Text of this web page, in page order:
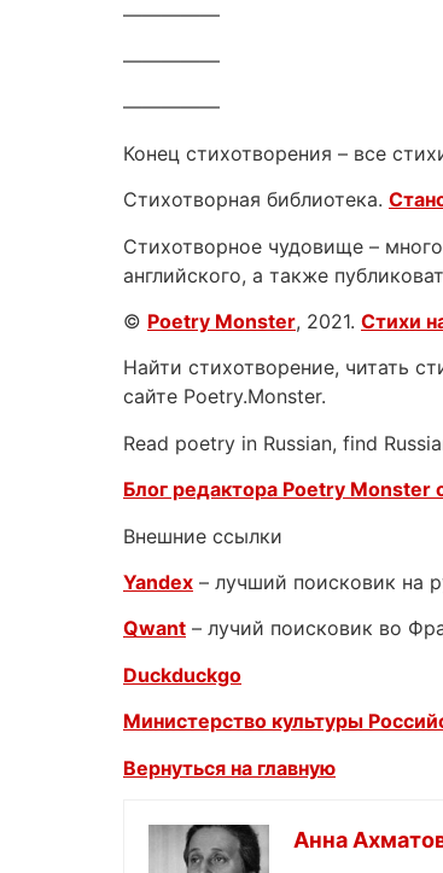
—————
—————
—————
Конец стихотворения – все
Стихотворная библиотека.
Стихотворное чудовище –
английского, а также
© Poetry Monster, 2021. Стихи
Найти стихотворение, читать
сайте Poetry.Monster.
Read poetry in Russian, find
Блог редактора Poetry Monster
Внешние ссылки
Yandex – лучший поисковик на
Qwant – лучий поисковик во
Duckduckgo
Министерство культуры
Вернуться на главную
Анна